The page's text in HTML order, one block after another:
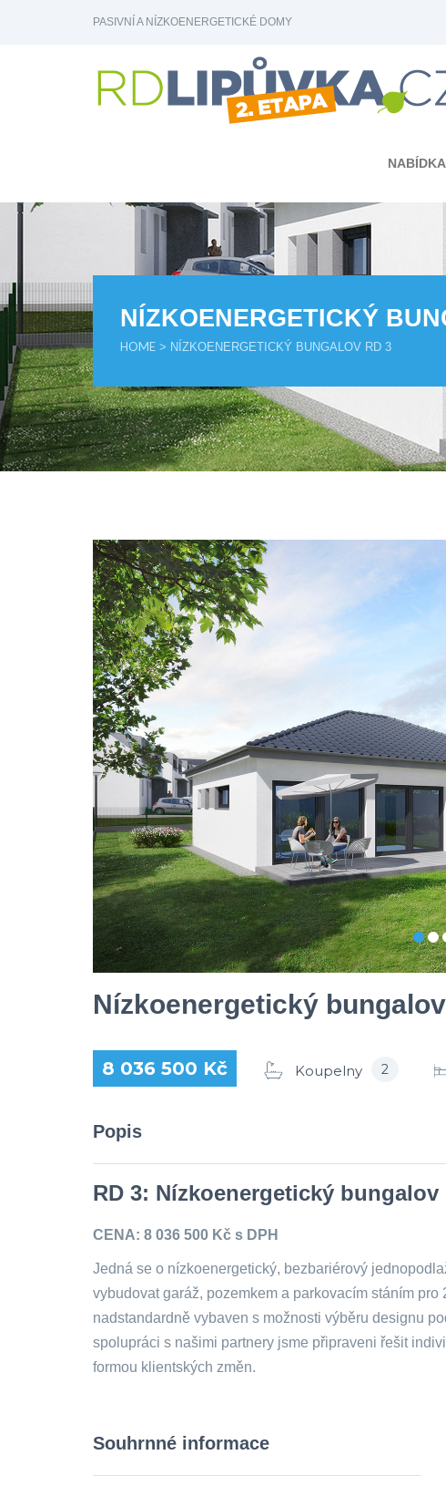
PASIVNÍ A NÍZKOENERGETICKÉ DOMY
NÍZKOENERGETICKÝ
HOME > NÍZKOENERGETICKÝ BUNGALOV RD 3
Nízkoenergetický
8 036 500 Kč Koupelny 2
Popis
RD 3: Nízkoenergetický bungalov
CENA: 8 036 500 Kč s DPH
Jedná se o nízkoenergetický, bezbariérový
vybudovat garáž, pozemkem a parkovacím stáním
nadstandardně vybaven s možnosti výběru designu
spolupráci s našimi partnery jsme připraveni řešit
formou klientských změn.
Souhrnné informace